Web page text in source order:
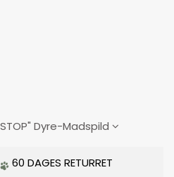
Dyre-Madspild
60 DAGES RETURRET